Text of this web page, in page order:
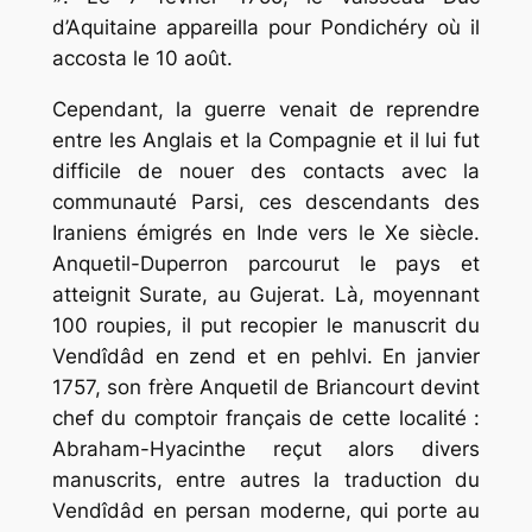
d’Aquitaine appareilla pour Pondichéry où il
accosta le 10 août.
Cependant, la guerre venait de reprendre
entre les Anglais et la Compagnie et il lui fut
difficile de nouer des contacts avec la
communauté Parsi, ces descendants des
Iraniens émigrés en Inde vers le Xe siècle.
Anquetil-Duperron parcourut le pays et
atteignit Surate, au Gujerat. Là, moyennant
100 roupies, il put recopier le manuscrit du
Vendîdâd en zend et en pehlvi. En janvier
1757, son frère Anquetil de Briancourt devint
chef du comptoir français de cette localité :
Abraham-Hyacinthe reçut alors divers
manuscrits, entre autres la traduction du
Vendîdâd en persan moderne, qui porte au